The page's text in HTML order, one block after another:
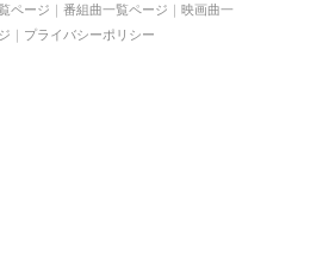
ページ ｜ 番組曲一覧ページ ｜ 映画曲一
｜ プライバシーポリシー